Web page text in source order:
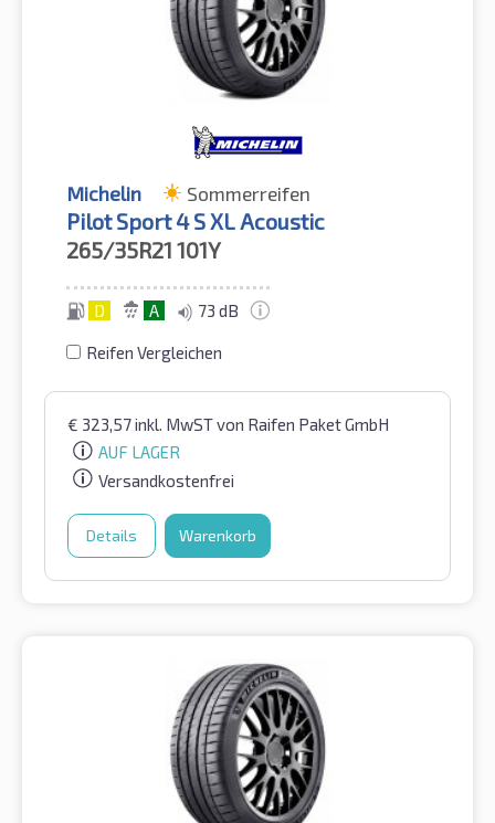
Michelin Sommerreifen
Pilot Sport 4 S XL Acoustic
265/35R21 101Y
D A 73 dB
Reifen Vergleichen
€ 323,57inkl. MwSTvon Raifen Paket GmbH
AUF LAGER
Versandkostenfrei
Details Warenkorb